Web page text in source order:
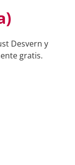
Desvern y
gratis.